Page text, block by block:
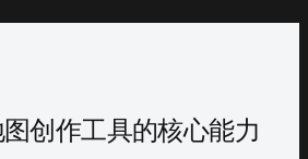
创作工具的核心能力